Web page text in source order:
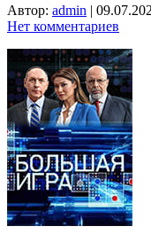
Автор: admin |
Нет комментариев